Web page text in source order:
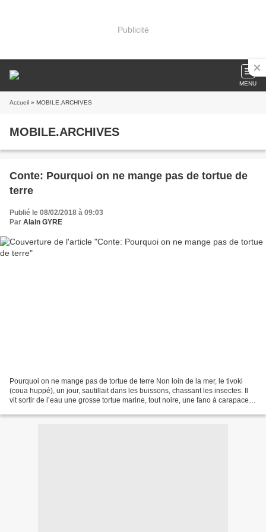
Publicité
MENU
Accueil » MOBILE.ARCHIVES
MOBILE.ARCHIVES
Conte: Pourquoi on ne mange pas de tortue de
terre
Publié le 08/02/2018 à 09:03
Par Alain GYRE
Pourquoi on ne mange pas de tortue de terre Non loin de la mer, le tivoki
(coua huppé), un jour, sautillait dans les buissons, chassant les insectes. Il
vit sortir de l’eau une grosse tortue marine, tout noire, une fano à carapace